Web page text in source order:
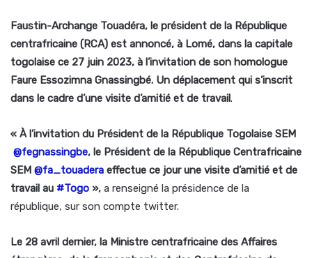
Faustin-Archange Touadéra, le président de la République
centrafricaine (RCA) est annoncé, à Lomé, dans la capitale
togolaise ce 27 juin 2023, à l’invitation de son homologue
Faure Essozimna Gnassingbé. Un déplacement qui s’inscrit
dans le cadre d’une visite d’amitié et de travail.
« À l’invitation du Président de la République Togolaise SEM
@fegnassingbe, le Président de la République Centrafricaine
SEM @fa_touadera effectue ce jour une visite d’amitié et de
travail au #Togo », a renseigné la présidence de la
république, sur son compte twitter.
Le 28 avril dernier, la Ministre centrafricaine des Affaires